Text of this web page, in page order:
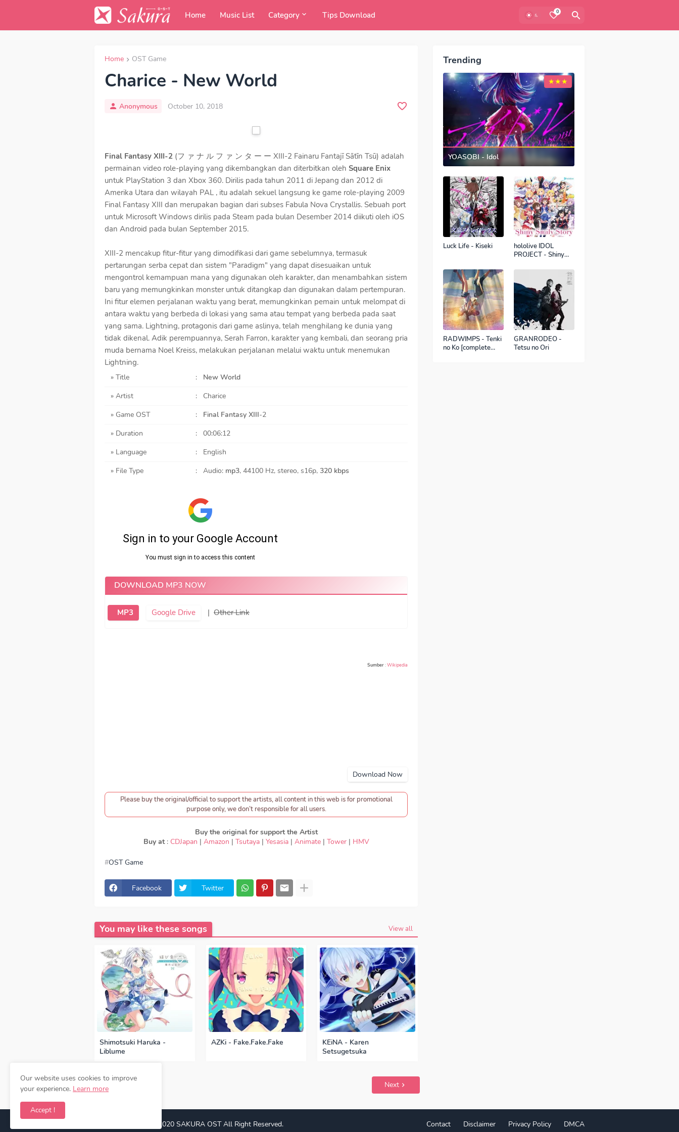
Home Music List Category Tips Download 0
Home OST Game
Charice - New World
Anonymous October 10, 2018
Final Fantasy XIII-2 (フ ァ ナ ル フ ァ ン タ ー ー XIII-2 Fainaru Fantajī Sātīn Tsū) adalah
permainan video role-playing yang dikembangkan dan diterbitkan oleh Square Enix
untuk PlayStation 3 dan Xbox 360. Dirilis pada tahun 2011 di Jepang dan 2012 di
Amerika Utara dan wilayah PAL , itu adalah sekuel langsung ke game role-playing 2009
Final Fantasy XIII dan merupakan bagian dari subses Fabula Nova Crystallis. Sebuah port
untuk Microsoft Windows dirilis pada Steam pada bulan Desember 2014 diikuti oleh iOS
dan Android pada bulan September 2015.
XIII-2 mencakup fitur-fitur yang dimodifikasi dari game sebelumnya, termasuk
pertarungan serba cepat dan sistem "Paradigm" yang dapat disesuaikan untuk
mengontrol kemampuan mana yang digunakan oleh karakter, dan menambahkan sistem
baru yang memungkinkan monster untuk ditangkap dan digunakan dalam pertempuran.
Ini fitur elemen perjalanan waktu yang berat, memungkinkan pemain untuk melompat di
antara waktu yang berbeda di lokasi yang sama atau tempat yang berbeda pada saat
yang sama. Lightning, protagonis dari game aslinya, telah menghilang ke dunia yang
tidak dikenal. Adik perempuannya, Serah Farron, karakter yang kembali, dan seorang pria
muda bernama Noel Kreiss, melakukan perjalanan melalui waktu untuk menemukan
Lightning.
» Title :
New World
» Artist
:
Charice
» Game OST
: Final Fantasy XIII-2
» Duration
:
00:06:12
» Language
:
English
» File Type
: Audio: mp3, 44100 Hz, stereo, s16p, 320 kbps
DOWNLOAD MP3 NOW
MP3 Google Drive | Other Link
Sumber:Wikipedia
Download Now
Please buy the original/official to support the artists, all content in this web is for promotional
purpose only, we don’t responsible for all users.
Buy the original for support the Artist
Buy at : CDJapan | Amazon | Tsutaya| Yesasia| Animate| Tower| HMV
OST Game
Lagu Charice - New World, lirik Charice - New World, lyrics Charice - New World, OST
Game ED, OST Game OP, download Charice - New World mp3, Charice - New World full
version, Charice - New World download mp3 320kbps, Charice - New World MP3,
Facebook Twitter
You may like these songs View all
Shimotsuki Haruka -
Liblume
AZKi - Fake.Fake.Fake
KEiNA - Karen
Setsugetsuka
Previous Next
Trending
YOASOBI - Idol
Luck Life - Kiseki
hololive IDOL
PROJECT - Shiny
RADWIMPS - Tenki
no Ko [complete
GRANRODEO -
Tetsu no Ori
2020 SAKURA OSTAll Right Reserved. Contact Disclaimer Privacy Policy DMCA
Our website uses cookies to improve
your experience. Learn more
Accept !